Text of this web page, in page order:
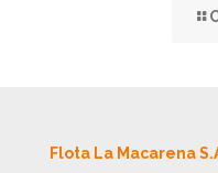
Flota La Macarena